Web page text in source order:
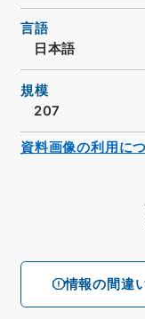
情報の間違
言語
日本語
規模
207
資料画像の利用に